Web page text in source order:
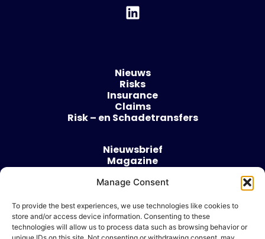
Manage Consent
To provide the best experiences, we use technologies like cookies to
store and/or access device information. Consenting to these
technologies will allow us to process data such as browsing behavior or
Nieuws
Risks
Insurance
Claims
Risk – en Schadetransfers
Nieuwsbrief
Magazine
Over
Algemene voorwaarden